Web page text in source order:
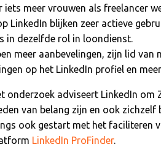
iets meer vrouwen als freelancer
LinkedIn blijken zeer actieve
in dezelfde rol in loondienst.
meer aanbevelingen, zijn lid
op het LinkedIn profiel en
onderzoek adviseert LinkedIn om
van belang zijn en ook
ook gestart met het faciliteren
LinkedIn ProFinder.